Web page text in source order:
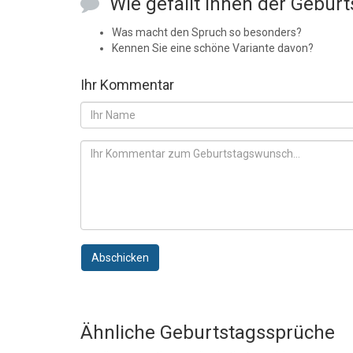
Was macht den Spruch so besonders?
Kennen Sie eine schöne Variante davon?
Ihr Kommentar
Abschicken
Ähnliche Geburtstagssprüche